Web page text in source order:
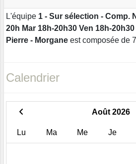
L'équipe 1 - Sur sélection - Comp.
20h Mar 18h-20h30 Ven 18h-
Pierre - Morgane est composée de
Calendrier
Août 2026
Lu Ma Me Je